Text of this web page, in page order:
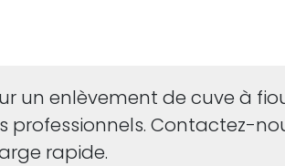
un enlèvement de cuve à
professionnels. Contactez-
rapide.